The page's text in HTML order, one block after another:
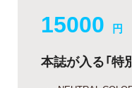
15000 円
本誌が入る「特